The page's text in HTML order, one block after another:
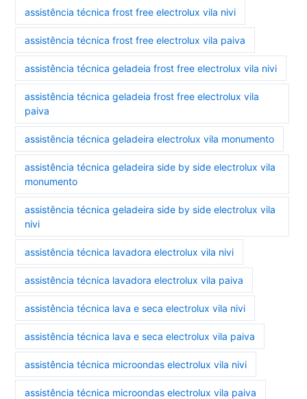
assistência técnica frost free electrolux vila nivi
assistência técnica frost free electrolux vila paiva
assistência técnica geladeia frost free electrolux vila nivi
assistência técnica geladeia frost free electrolux vila
paiva
assistência técnica geladeira electrolux vila monumento
assistência técnica geladeira side by side electrolux vila
monumento
assistência técnica geladeira side by side electrolux vila
nivi
assistência técnica lavadora electrolux vila nivi
assistência técnica lavadora electrolux vila paiva
assistência técnica lava e seca electrolux vila nivi
assistência técnica lava e seca electrolux vila paiva
assistência técnica microondas electrolux vila nivi
assistência técnica microondas electrolux vila paiva